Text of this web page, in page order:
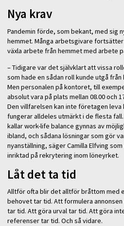
Nya krav
Pandemin förde, som bekant, med sig
hemmet. Många arbetsgivare
växla arbete från hemmet med arbete
– Tidigare var det självklart att vissa
som hade en sådan roll kunde utgå
Men personalen på kontoret, till
absolut vara på plats mellan 08.00 och
Den villfarelsen kan inte företagen leva
fungerar alldeles utmärkt i de flesta
kallar work-life balance gynnas av
ibland, och sådana lösningar som gör
nyanställning, säger Camilla Elfving
inriktad på rekrytering inom löneyrket.
Låt det ta tid
Alltför ofta blir det alltför bråttom med
behovet tar tid. Att formulera
tar tid. Att göra urval tar tid. Att göra
referenser tar tid. Och så vidare.